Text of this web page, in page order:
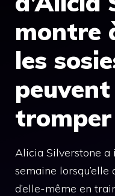
montre
les
tromper
Alicia Silverstone a
semaine
d’elle-même en